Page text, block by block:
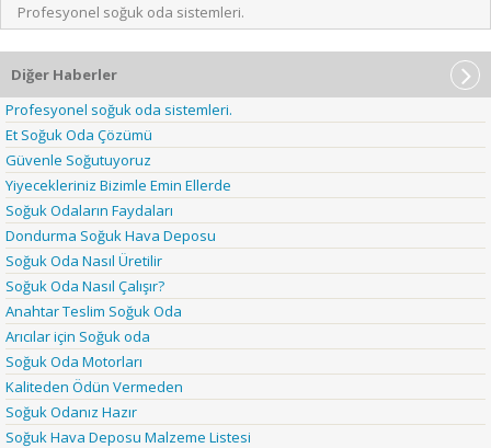
Profesyonel soğuk oda sistemleri.
Diğer Haberler
Profesyonel soğuk oda sistemleri.
Et Soğuk Oda Çözümü
Güvenle Soğutuyoruz
Yiyecekleriniz Bizimle Emin Ellerde
Soğuk Odaların Faydaları
Dondurma Soğuk Hava Deposu
Soğuk Oda Nasıl Üretilir
Soğuk Oda Nasıl Çalışır?
Anahtar Teslim Soğuk Oda
Arıcılar için Soğuk oda
Soğuk Oda Motorları
Kaliteden Ödün Vermeden
Soğuk Odanız Hazır
Soğuk Hava Deposu Malzeme Listesi